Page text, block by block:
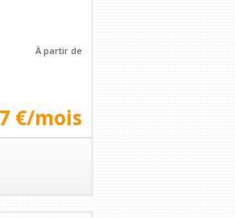
À partir de
€/mois